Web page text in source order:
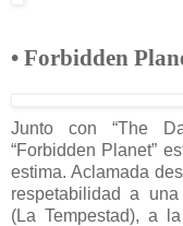
• Forbidden
Junto con “The
“Forbidden Planet”
estima. Aclamada
respetabilidad a
(La Tempestad), a